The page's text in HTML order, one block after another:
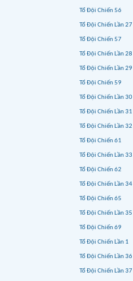
Tổ Đội Chiến 56
Tổ Đội Chiến Lần 27
Tổ Đội Chiến 57
Tổ Đội Chiến Lần 28
Tổ Đội Chiến Lần 29
Tổ Đội Chiến 59
Tổ Đội Chiến Lần 30
Tổ Đội Chiến Lần 31
Tổ Đội Chiến Lần 32
Tổ Đội Chiến 61
Tổ Đội Chiến Lần 33
Tổ Đội Chiến 62
Tổ Đội Chiến Lần 34
Tổ Đội Chiến 65
Tổ Đội Chiến Lần 35
Tổ Đội Chiến 69
Tổ Đội Chiến Lần 1
Tổ Đội Chiến Lần 36
Tổ Đội Chiến Lần 37